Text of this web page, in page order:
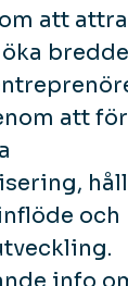
att
att
och